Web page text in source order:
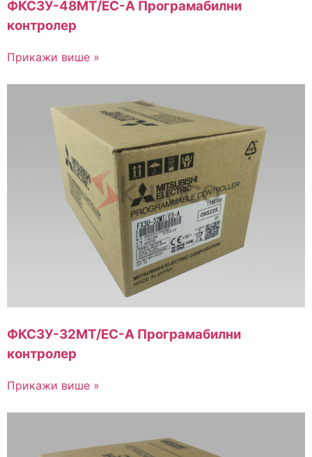
ФКС3У-48МТ/ЕС-А Програмабилни
контролер
Прикажи више »
ФКС3У-32МТ/ЕС-А Програмабилни
контролер
Прикажи више »